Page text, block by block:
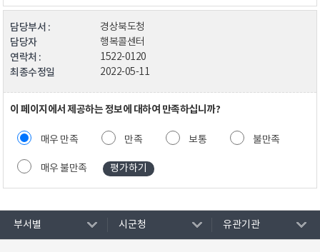
담당부서 : 경상북도청
담당자 행복콜센터
연락처 : 1522-0120
최종수정일 2022-05-11
이 페이지에서 제공하는 정보에 대하여 만족하십니까?
매우 만족 만족 보통 불만족
매우 불만족
부서별 시군청 유관기관